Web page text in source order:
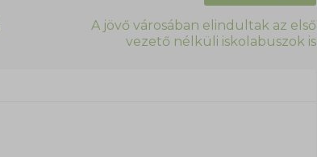
A jövő városában elindultak az első
vezető nélküli iskolabuszok is